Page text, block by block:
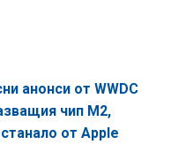
анонси от WWDC
чип M2,
от Apple